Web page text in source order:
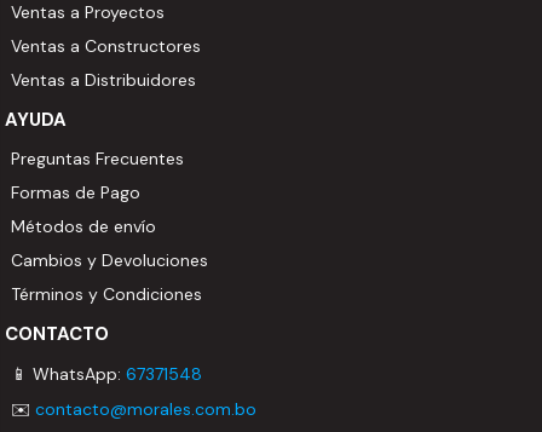
Ventas a Proyectos
Ventas a Constructores
Ventas a Distribuidores
AYUDA
Preguntas Frecuentes
Formas de Pago
Métodos de envío
Cambios y Devoluciones
Términos y Condiciones
CONTACTO
📱 WhatsApp:67371548
✉️contacto@morales.com.bo